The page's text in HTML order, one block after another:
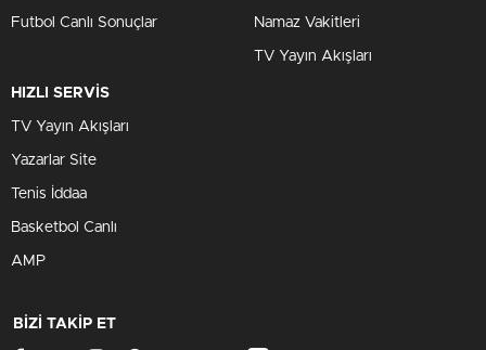
Futbol Canlı Sonuçlar Namaz Vakitleri
TV Yayın Akışları
HIZLI SERVİS
TV Yayın Akışları
Yazarlar Site
Tenis İddaa
Basketbol Canlı
AMP
BİZİ TAKİP ET